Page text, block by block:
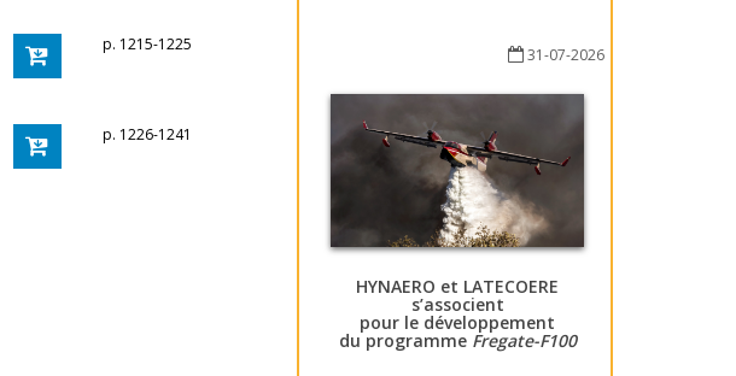
p. 1215-1225
p. 1226-1241
31-07-2026
HYNAERO et LATECOERE
s’associent
pour le développement
du programme Fregate-F100